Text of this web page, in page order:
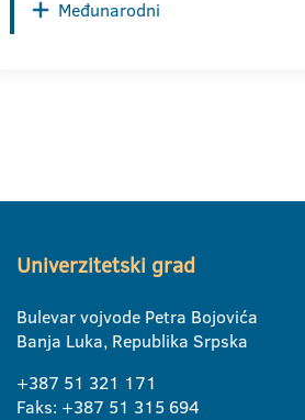
Međunarodni
Univerzitetski grad
Bulevar vojvode Petra Bojovića
Banja Luka, Republika Srpska
+387 51 321 171
Faks: +387 51 315 694